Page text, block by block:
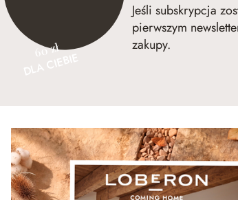
60 zł
Jeśli subskrypcja
pierwszym
zakupy.